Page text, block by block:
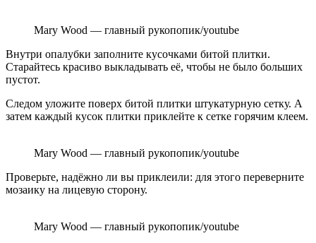
Mary Wood — главный рукопопик/youtube
Внутри опалубки заполните кусочками битой плитки.
Старайтесь красиво выкладывать её, чтобы не было больших
пустот.
Следом уложите поверх битой плитки штукатурную сетку. А
затем каждый кусок плитки приклейте к сетке горячим клеем.
Mary Wood — главный рукопопик/youtube
Проверьте, надёжно ли вы приклеили: для этого переверните
мозаику на лицевую сторону.
Mary Wood — главный рукопопик/youtube